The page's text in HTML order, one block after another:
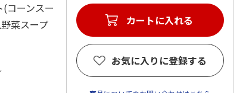
コーンスー
菜スープ
カートに入れる
お気に入りに登録する